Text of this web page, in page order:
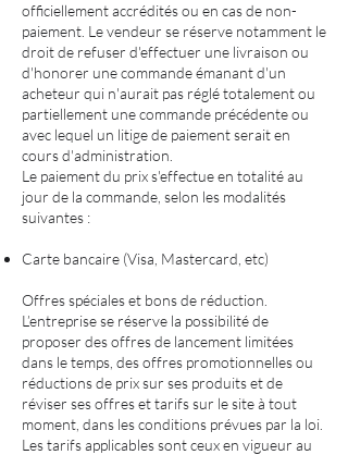
officiellement accrédités ou en cas de non-
paiement. Le vendeur se réserve notamment le
droit de refuser d'effectuer une livraison ou
d'honorer une commande émanant d'un
acheteur qui n'aurait pas réglé totalement ou
partiellement une commande précédente ou
avec lequel un litige de paiement serait en
cours d'administration.
Le paiement du prix s'effectue en totalité au
jour de la commande, selon les modalités
suivantes :
Carte bancaire (Visa, Mastercard, etc)
Offres spéciales et bons de réduction.
L’entreprise se réserve la possibilité de
proposer des offres de lancement limitées
dans le temps, des offres promotionnelles ou
réductions de prix sur ses produits et de
réviser ses offres et tarifs sur le site à tout
moment, dans les conditions prévues par la loi.
Les tarifs applicables sont ceux en vigueur au